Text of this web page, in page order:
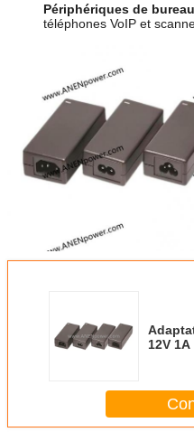
Périphériques de
téléphones VoIP et
12V